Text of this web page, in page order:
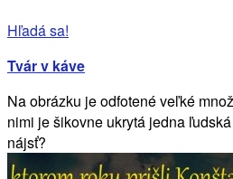
Hľadá sa!
Tvár v káve
Na obrázku je odfotené veľké
nimi je šikovne ukrytá jedna
nájsť?